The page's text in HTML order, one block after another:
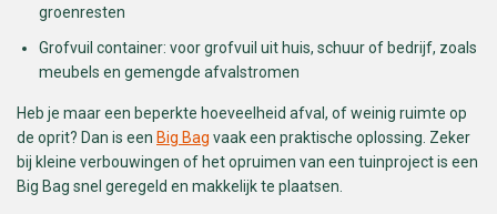
groenresten
Grofvuil container: voor grofvuil uit huis, schuur of bedrijf, zoals
meubels en gemengde afvalstromen
Heb je maar een beperkte hoeveelheid afval, of weinig ruimte op
de oprit? Dan is een Big Bag vaak een praktische oplossing. Zeker
bij kleine verbouwingen of het opruimen van een tuinproject is een
Big Bag snel geregeld en makkelijk te plaatsen.